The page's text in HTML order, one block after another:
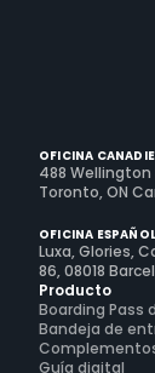
OFICINA
488
Toronto, ON
OFICINA
Luxa, Glories,
86, 08018
Producto
Boarding Pass
Bandeja de
Guía digital